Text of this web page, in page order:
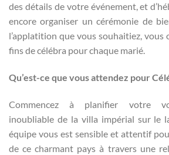
des détails de votre événement, et
encore organiser un cérémonie de
l’applatition que vous souhaitiez, vous
fins de célébra pour chaque marié.
Qu’est-ce que vous attendez pour
Commencez à planifier votre
inoubliable de la villa impérial sur le
équipe vous est sensible et attentif
de ce charmant pays à travers une